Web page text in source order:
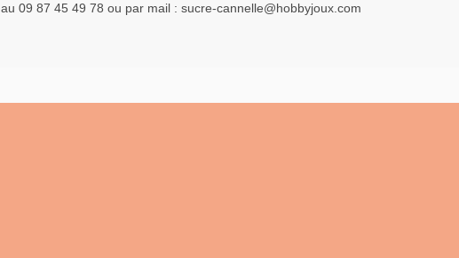
au 09 87 45 49 78 ou par mail : sucre-cannelle@hobbyjoux.com